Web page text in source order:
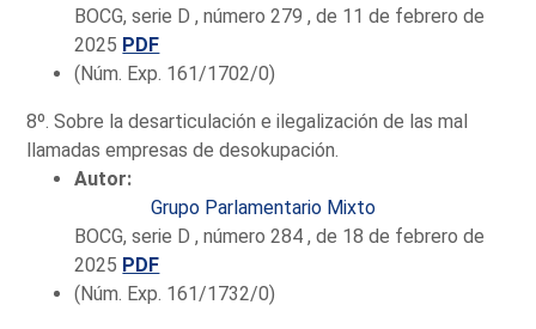
BOCG, serie D , número 279 , de 11 de febrero de
2025 PDF
(Núm. Exp. 161/1702/0)
8º. Sobre la desarticulación e ilegalización de las mal
llamadas empresas de desokupación.
Autor:
Grupo Parlamentario Mixto
BOCG, serie D , número 284 , de 18 de febrero de
2025 PDF
(Núm. Exp. 161/1732/0)